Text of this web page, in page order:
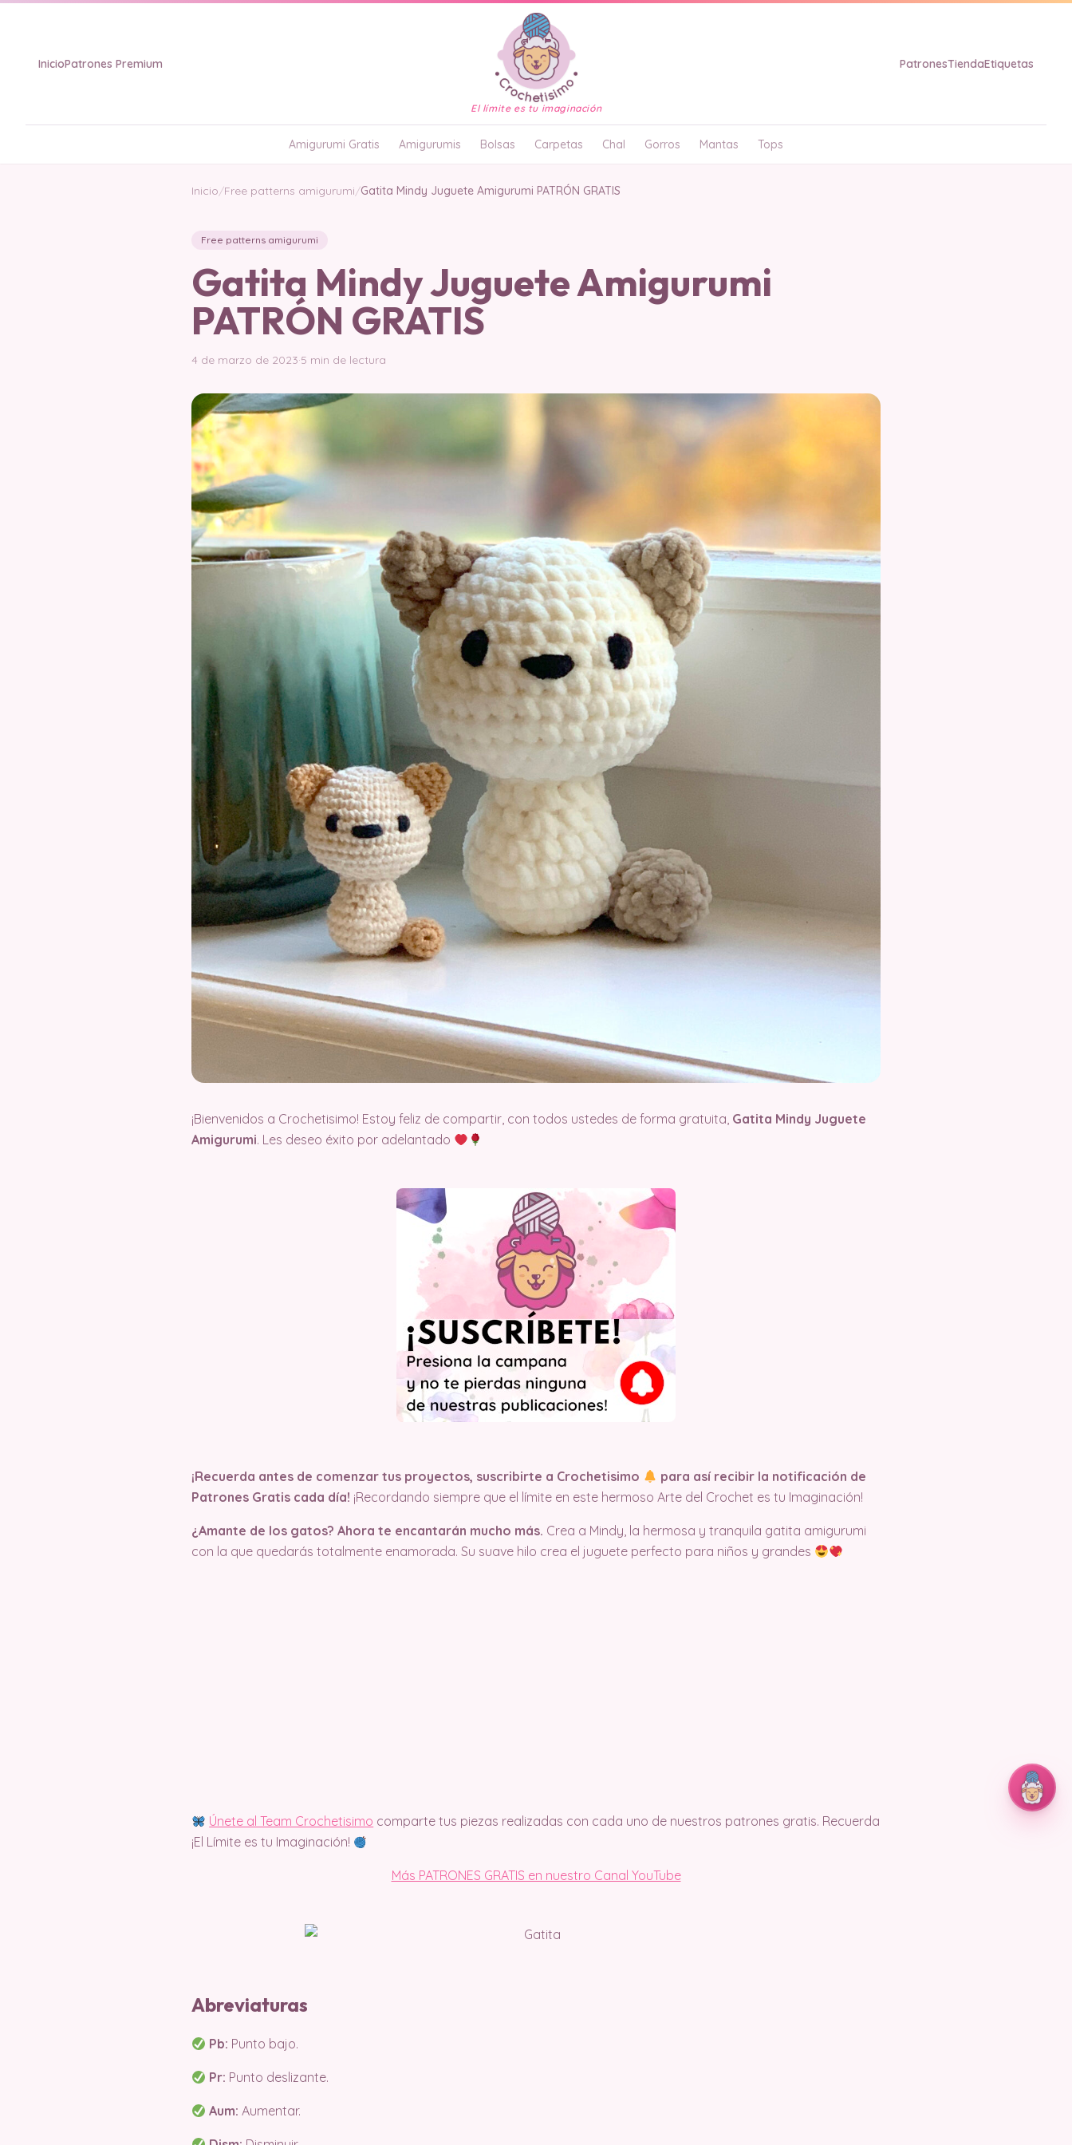
InicioPatrones Premium
El límite es tu imaginación
PatronesTiendaEtiquetas
Amigurumi Gratis Amigurumis Bolsas Carpetas Chal Gorros Mantas Tops
Inicio/Free patterns amigurumi/Gatita Mindy Juguete Amigurumi PATRÓN GRATIS
Free patterns amigurumi
Gatita Mindy Juguete Amigurumi
PATRÓN GRATIS
4 de marzo de 2023·5 min de lectura
¡Bienvenidos a Crochetisimo! Estoy feliz de compartir, con todos ustedes de forma gratuita, Gatita Mindy Juguete
Amigurumi. Les deseo éxito por adelantado
¡Recuerda antes de comenzar tus proyectos, suscribirte a Crochetisimo
para así recibir la notificación de
Patrones Gratis cada día! ¡Recordando siempre que el límite en este hermoso Arte del Crochet es tu Imaginación!
¿Amante de los gatos? Ahora te encantarán mucho más. Crea a Mindy, la hermosa y tranquila gatita amigurumi
con la que quedarás totalmente enamorada. Su suave hilo crea el juguete perfecto para niños y grandes
Únete al Team Crochetisimo comparte tus piezas realizadas con cada uno de nuestros patrones gratis. Recuerda
¡El Límite es tu Imaginación!
Más PATRONES GRATIS en nuestro Canal YouTube
Abreviaturas
Pb: Punto bajo.
Pr: Punto deslizante.
Aum: Aumentar.